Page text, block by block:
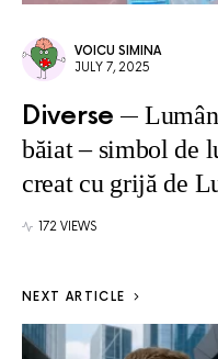
VOICU SIMINA
JULY 7, 2025
Diverse
băiat – simbol de
creat cu grijă de
172 VIEWS
NEXT ARTICLE